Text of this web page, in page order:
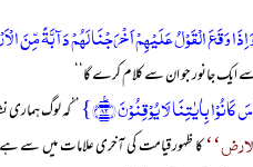
وَقَعَ الۡقَوۡلُ عَلَیۡہِمۡ اَخۡرَجۡنَا لَہُمۡ دَآبَّۃً مِّنَ
ایک جانور جو ان سے کلام کرے گا‘‘
بِاٰیٰتِنَا لَا یُوۡقِنُوۡنَ ﴿٪۸۲﴾} ’’کہ لوگ ہماری
کا ظہور قیامت کی آخری علامات میں